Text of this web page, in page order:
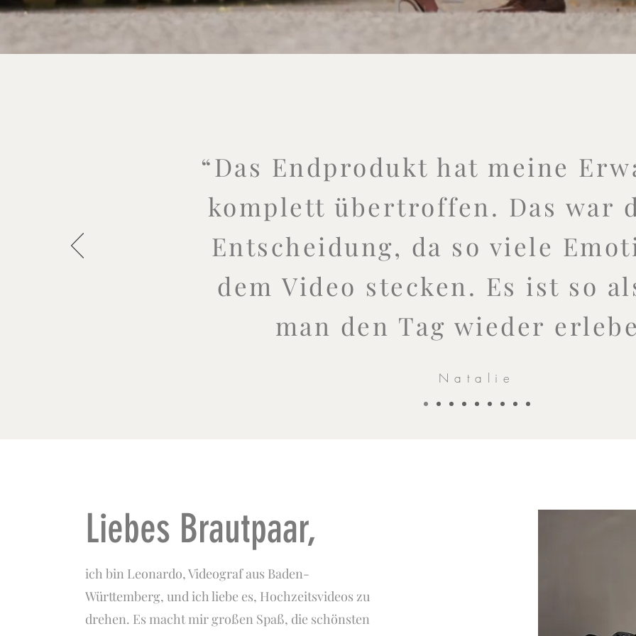
“Das Endprodukt hat meine
komplett übertroffen. Das war
Entscheidung, da so viele
dem Video stecken. Es ist so
man den Tag wieder
Natalie
Liebes Brautpaar,
ich bin Leonardo, Videograf aus Baden-
Württemberg, und ich liebe es, Hochzeitsvideos zu
drehen. Es macht mir großen Spaß, die schönsten